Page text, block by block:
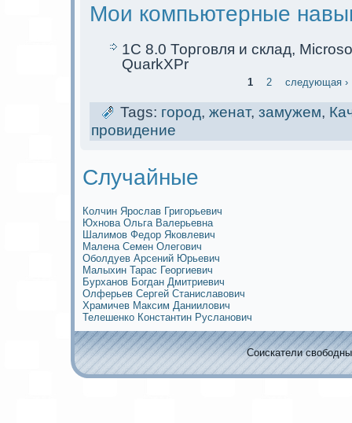
Мои компьютерные
1C 8.0 Торговля и склад,
QuarkXPr
1 2 следующая ›
Tags: город, женат, замужем,
провидение
Случайные
Колчин Ярослав Григорьевич
Юхнова Ольга Валерьевна
Шалимoв Федор Яковлевич
Малена Семен Олегович
Оболдуев Арсений Юрьевич
Малыхин Тарас Георгиевич
Бурханов Богдан Дмитриевич
Олферьев Сергей Станиславович
Храмичев Максим Даниилович
Телешенко Кoнстантин Русланович
Соискaтели